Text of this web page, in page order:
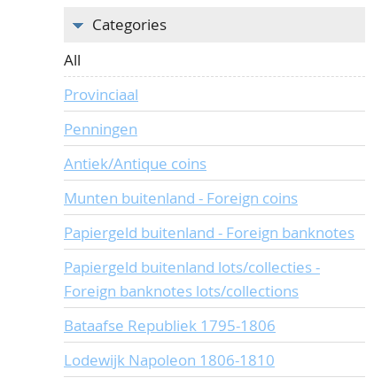
Categories
All
Provinciaal
Penningen
Antiek/Antique coins
Munten buitenland - Foreign coins
Papiergeld buitenland - Foreign banknotes
Papiergeld buitenland lots/collecties -
Foreign banknotes lots/collections
Bataafse Republiek 1795-1806
Lodewijk Napoleon 1806-1810